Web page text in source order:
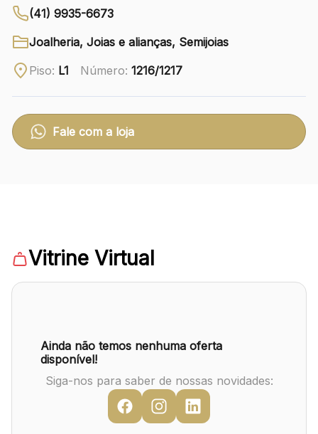
CONTATO
(41) 3216-1600
Comodidades Eventos
(41) 9935-6673
Joalheria, Joias e alianças, Semijoias
Piso: L1 Número: 1216/1217
Fale com a loja
Vitrine Virtual
Ainda não temos nenhuma oferta
disponível!
Siga-nos para saber de nossas novidades: